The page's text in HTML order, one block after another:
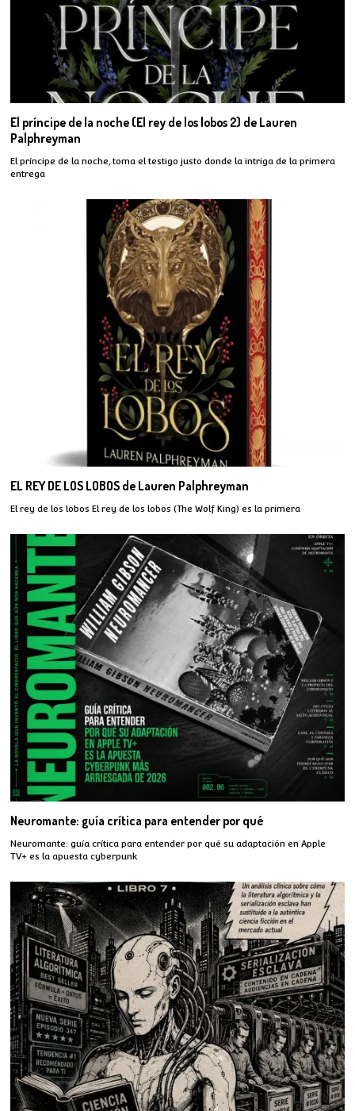
El príncipe de la noche (El rey de los lobos 2) de Lauren
Palphreyman
El príncipe de la noche, toma el testigo justo donde la intriga de la primera
entrega
EL REY DE LOS LOBOS de Lauren Palphreyman
El rey de los lobos El rey de los lobos (The Wolf King) es la primera
Neuromante: guía crítica para entender por qué
Neuromante: guía crítica para entender por qué su adaptación en Apple
TV+ es la apuesta cyberpunk